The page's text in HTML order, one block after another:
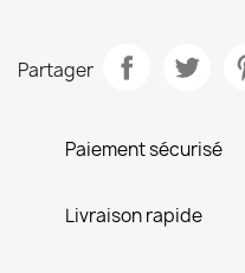
Partager
Paiement sécurisé
Livraison rapide